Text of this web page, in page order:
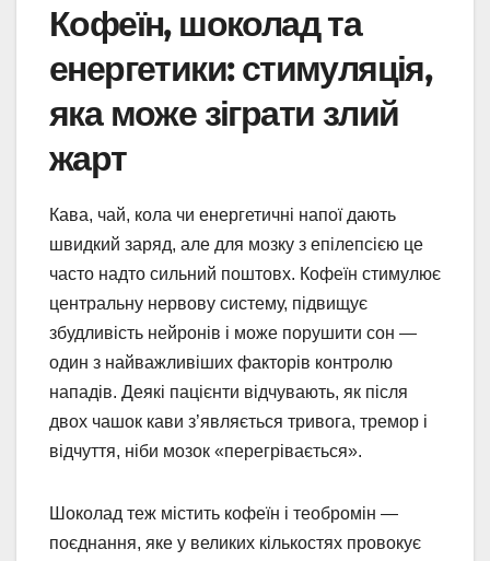
Кофеїн, шоколад та
енергетики: стимуляція,
яка може зіграти злий
жарт
Кава, чай, кола чи енергетичні напої дають
швидкий заряд, але для мозку з епілепсією це
часто надто сильний поштовх. Кофеїн стимулює
центральну нервову систему, підвищує
збудливість нейронів і може порушити сон —
один з найважливіших факторів контролю
нападів. Деякі пацієнти відчувають, як після
двох чашок кави з’являється тривога, тремор і
відчуття, ніби мозок «перегрівається».
Шоколад теж містить кофеїн і теобромін —
поєднання, яке у великих кількостях провокує